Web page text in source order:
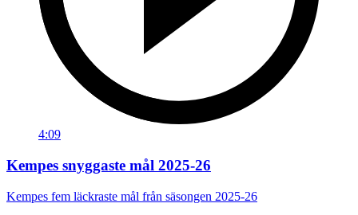
4:09
Kempes snyggaste mål 2025-26
Kempes fem läckraste mål från säsongen 2025-26